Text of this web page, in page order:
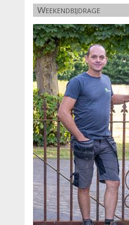
Weekendbijdrage